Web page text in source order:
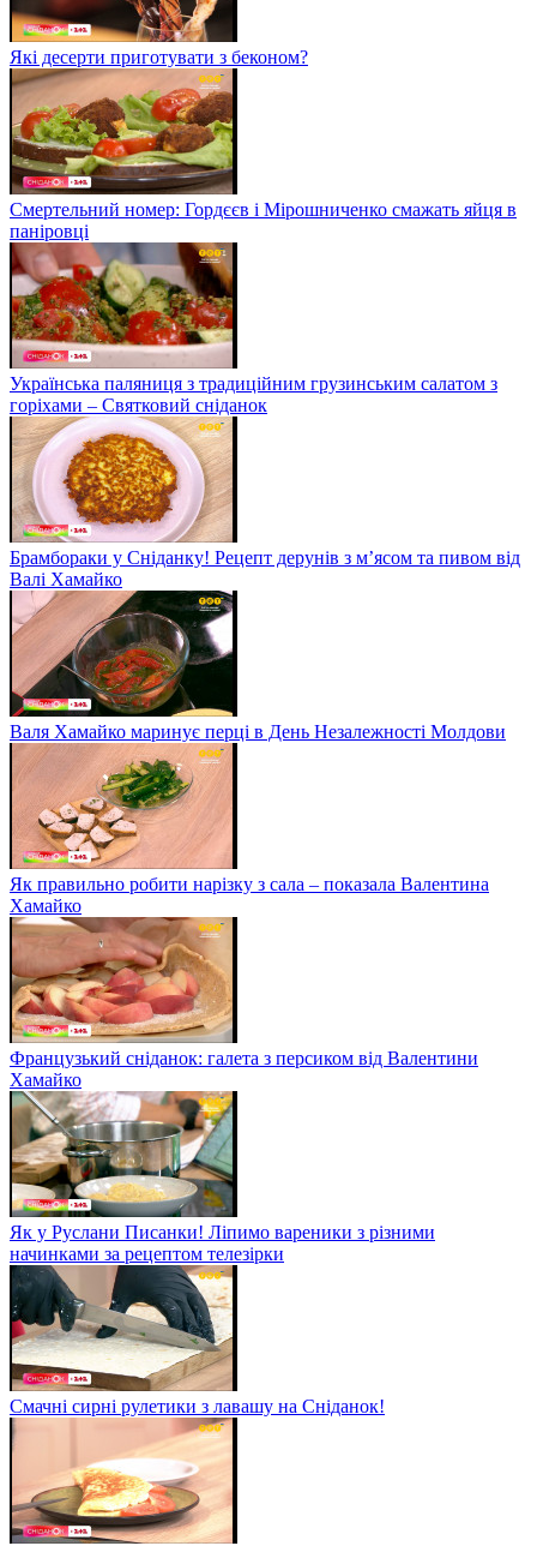
Які десерти приготувати з беконом?
Смертельний номер: Гордєєв і Мірошниченко смажать яйця в
паніровці
Українська паляниця з традиційним грузинським салатом з
горіхами – Святковий сніданок
Брамбораки у Сніданку! Рецепт дерунів з м’ясом та пивом від
Валі Хамайко
Валя Хамайко маринує перці в День Незалежності Молдови
Як правильно робити нарізку з сала – показала Валентина
Хамайко
Французький сніданок: галета з персиком від Валентини
Хамайко
Як у Руслани Писанки! Ліпимо вареники з різними
начинками за рецептом телезірки
Смачні сирні рулетики з лавашу на Сніданок!